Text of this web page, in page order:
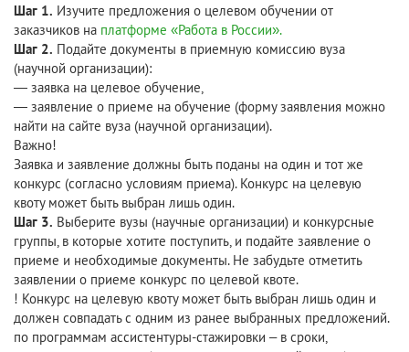
Шаг 1. Изучите предложения о целевом обучении от
заказчиков на платформе «Работа в России».
Шаг 2. Подайте документы в приемную комиссию вуза
(научной организации):
— заявка на целевое обучение,
— заявление о приеме на обучение (форму заявления можно
найти на сайте вуза (научной организации).
Важно!
Заявка и заявление должны быть поданы на один и тот же
конкурс (согласно условиям приема). Конкурс на целевую
квоту может быть выбран лишь один.
Шаг 3. Выберите вузы (научные организации) и конкурсные
группы, в которые хотите поступить, и подайте заявление о
приеме и необходимые документы. Не забудьте отметить
заявлении о приеме конкурс по целевой квоте.
! Конкурс на целевую квоту может быть выбран лишь один и
должен совпадать с одним из ранее выбранных предложений.
по программам ассистентуры-стажировки – в сроки,